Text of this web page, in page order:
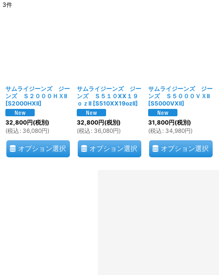
3件
サムライジーンズ ジー
ンズ Ｓ２０００ＨＸII
[S2000HXII]
32,800円(税別)
(税込 : 36,080円)
オプション選択
サムライジーンズ ジー
ンズ Ｓ５１０XX１９
ｏｚII [S510XX19ozII]
32,800円(税別)
(税込 : 36,080円)
オプション選択
サムライジーンズ ジー
ンズ Ｓ５０００ＶＸII
[S5000VXII]
31,800円(税別)
(税込 : 34,980円)
オプション選択